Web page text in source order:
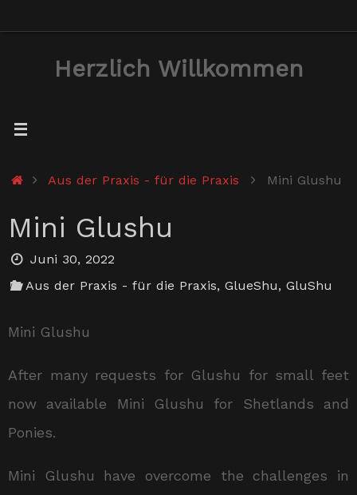
Herzlich Willkommen
StartAus der Praxis - für die Praxis Mini Glushu
Mini Glushu
Juni 30, 2022
Aus der Praxis - für die Praxis,GlueShu,GluShu
Mini Glushu
After many requests for Glushu for small feet
now available Mini Glushu for Shetlands and
Ponies.
Mini Glushu have overcome the challenges in